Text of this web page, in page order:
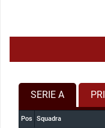
SERIE A
Pos Squadra